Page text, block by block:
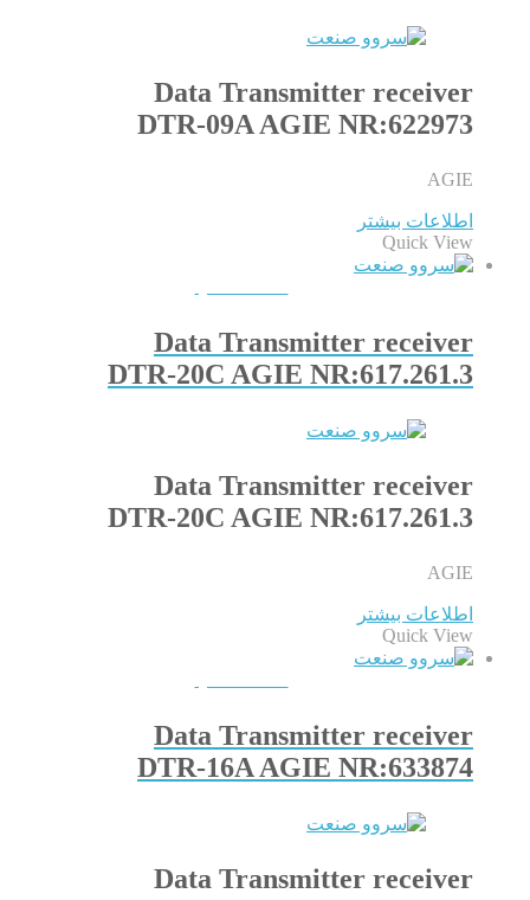
Data Transmitter receiver
DTR-09A AGIE NR:622973
AGIE
اطلاعات بیشتر
Quick View
Data Transmitter receiver
DTR-20C AGIE NR:617.261.3
Data Transmitter receiver
DTR-20C AGIE NR:617.261.3
AGIE
اطلاعات بیشتر
Quick View
Data Transmitter receiver
DTR-16A AGIE NR:633874
Data Transmitter receiver